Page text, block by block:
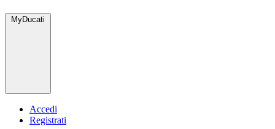
MyDucati
Accedi
Registrati